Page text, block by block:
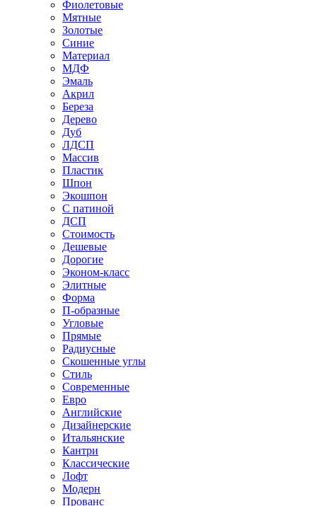
Фиолетовые
Мятные
Золотые
Синие
Материал
МДФ
Эмаль
Акрил
Береза
Дерево
Дуб
ЛДСП
Массив
Пластик
Шпон
Экошпон
С патиной
ДСП
Стоимость
Дешевые
Дорогие
Эконом-класс
Элитные
Форма
П-образные
Угловые
Прямые
Радиусные
Скошенные углы
Стиль
Современные
Евро
Английские
Дизайнерские
Итальянские
Кантри
Классические
Лофт
Модерн
Прованс